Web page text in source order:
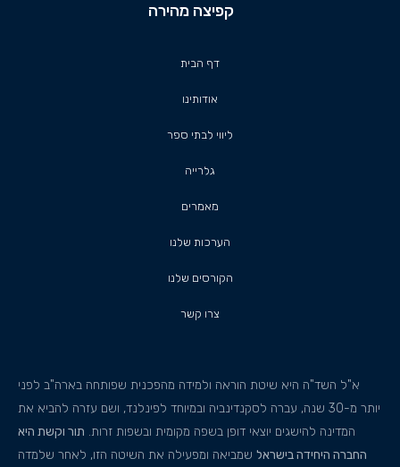
קפיצה מהירה
דף הבית
אודותינו
ליווי לבתי ספר
גלרייה
מאמרים
הערכות שלנו
הקורסים שלנו
צרו קשר
א"ל השד"ה היא שיטת הוראה ולמידה מהפכנית שפותחה בארה"ב לפני
יותר מ-30 שנה, עברה לסקנדינביה ובמיוחד לפינלנד, ושם עזרה להביא את
המדינה להישגים יוצאי דופן בשפה מקומית ובשפות זרות. תור וקשת היא
החברה היחידה בישראל שמביאה ומפעילה את השיטה הזו, לאחר שלמדה